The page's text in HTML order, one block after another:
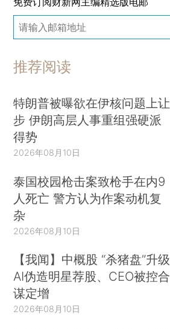
推荐阅读
特朗普被曝欲在伊核问题上让
步 伊朗高层人事重组强硬派
得势
2026年08月10日
泰国校园枪击案致枪手在内9
人死亡 警方认为作案动机复
杂
2026年08月10日
【我闻】中概股 “杀猪盘”升级
AI伪造明星荐股、CEO被控合
谋定增
2026年08月10日